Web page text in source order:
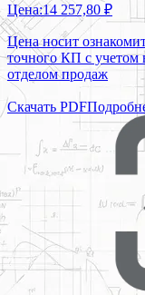
Цена:14 257,80 ₽
Цена носит
точного КП с учетом
отделом продаж
Скачать PDF